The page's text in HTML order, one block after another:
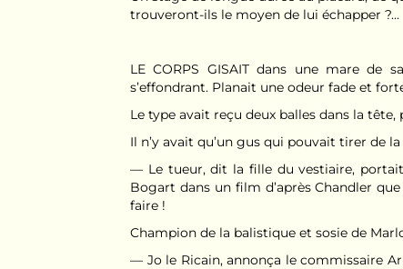
trouveront-ils le moyen de lui échapper ?...
LE CORPS GISAIT dans une mare de
s’effondrant. Planait une odeur fade et
Le type avait reçu deux balles dans la
Il n’y avait qu’un gus qui pouvait tirer de
— Le tueur, dit la fille du vestiaire,
Bogart dans un film d’après Chandler
faire !
Champion de la balistique et sosie de
— Jo le Ricain, annonça le commissaire